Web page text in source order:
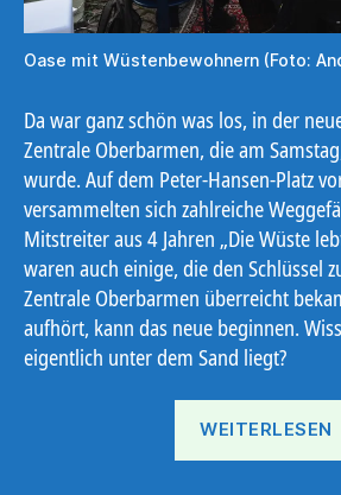
Oase mit Wüstenbewohnern (Foto:
Da war ganz schön was los, in der
Zentrale Oberbarmen, die am
wurde. Auf dem Peter-Hansen-Platz
versammelten sich zahlreiche
Mitstreiter aus 4 Jahren „Die Wüste
waren auch einige, die den Schlüssel
Zentrale Oberbarmen überreicht
aufhört, kann das neue beginnen.
eigentlich unter dem Sand liegt?
WEITERLESEN